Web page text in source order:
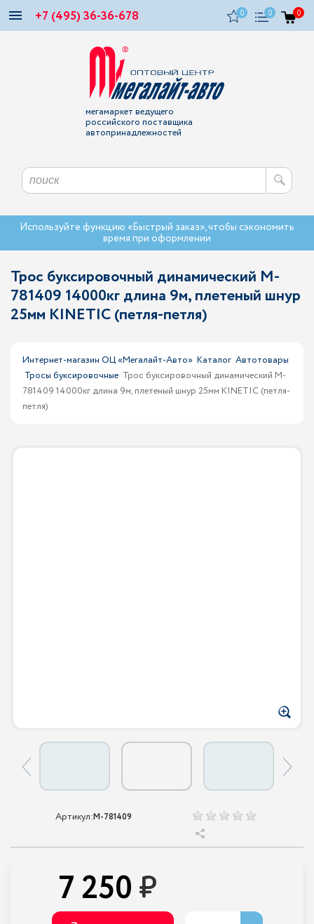
+7 (495) 36-36-678 0 0 0
мегамаркет ведущего
российского поставщика
автопринадлежностей
Используйте функцию «Быстрый заказ», чтобы сэкономить
время при оформлении
Трос буксировочный динамический M-
781409 14000кг длина 9м, плетеный шнур
25мм KINETIC (петля-петля)
Интернет-магазин ОЦ «Мегалайт-Авто» Каталог Автотовары
Тросы буксировочные Трос буксировочный динамический M-
781409 14000кг длина 9м, плетеный шнур 25мм KINETIC (петля-
петля)
Артикул:M-781409
7 250